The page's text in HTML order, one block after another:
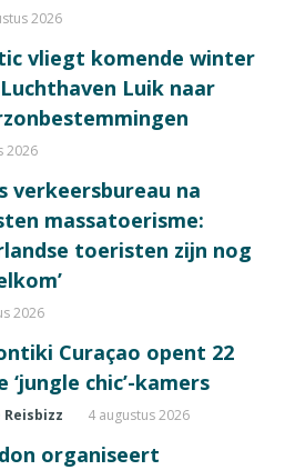
2026
vliegt komende winter
Luik naar
2026
verkeersbureau na
massatoerisme:
toeristen zijn nog
2026
Curaçao opent 22
‘jungle chic’-kamers
4 augustus 2026
organiseert